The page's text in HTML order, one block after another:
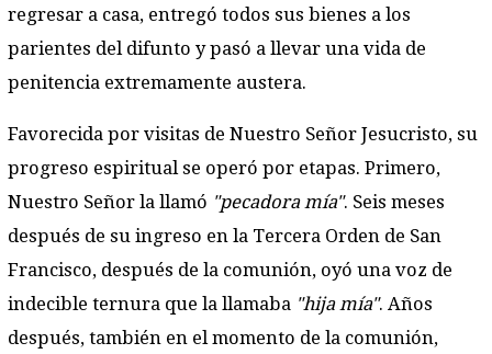
regresar a casa, entregó todos sus bienes a los
parientes del difunto y pasó a llevar una vida de
penitencia extremamente austera.
Favorecida por visitas de Nuestro Señor Jesucristo, su
progreso espiritual se operó por etapas. Primero,
Nuestro Señor la llamó "pecadora mía". Seis meses
después de su ingreso en la Tercera Orden de San
Francisco, después de la comunión, oyó una voz de
indecible ternura que la llamaba "hija mía". Años
después, también en el momento de la comunión,